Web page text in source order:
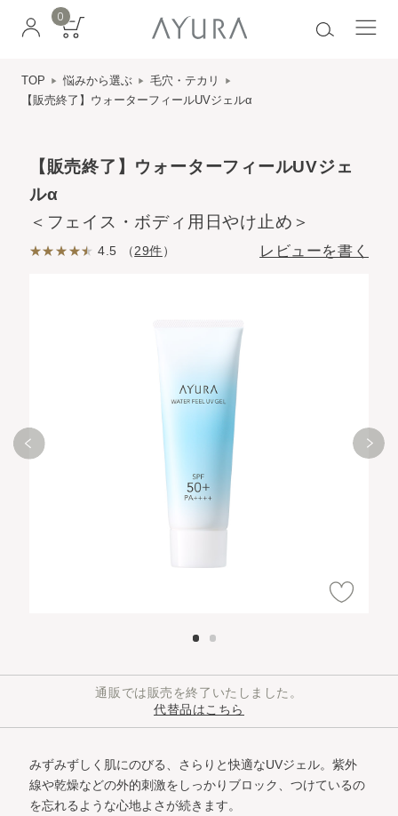
0
TOP 悩みから選ぶ
毛穴・テカリ
【販売終了】ウォーターフィールUVジェルα
【販売終了】ウォーターフィールUVジェ
ルα
＜フェイス・ボディ用日やけ止め＞
4.5 （29件） レビューを書く
通販では販売を終了いたしました。
代替品はこちら
みずみずしく肌にのびる、さらりと快適なUVジェル。 紫外
線や乾燥などの外的刺激をしっかりブロック、つけているの
を忘れるような心地よさが続きます。